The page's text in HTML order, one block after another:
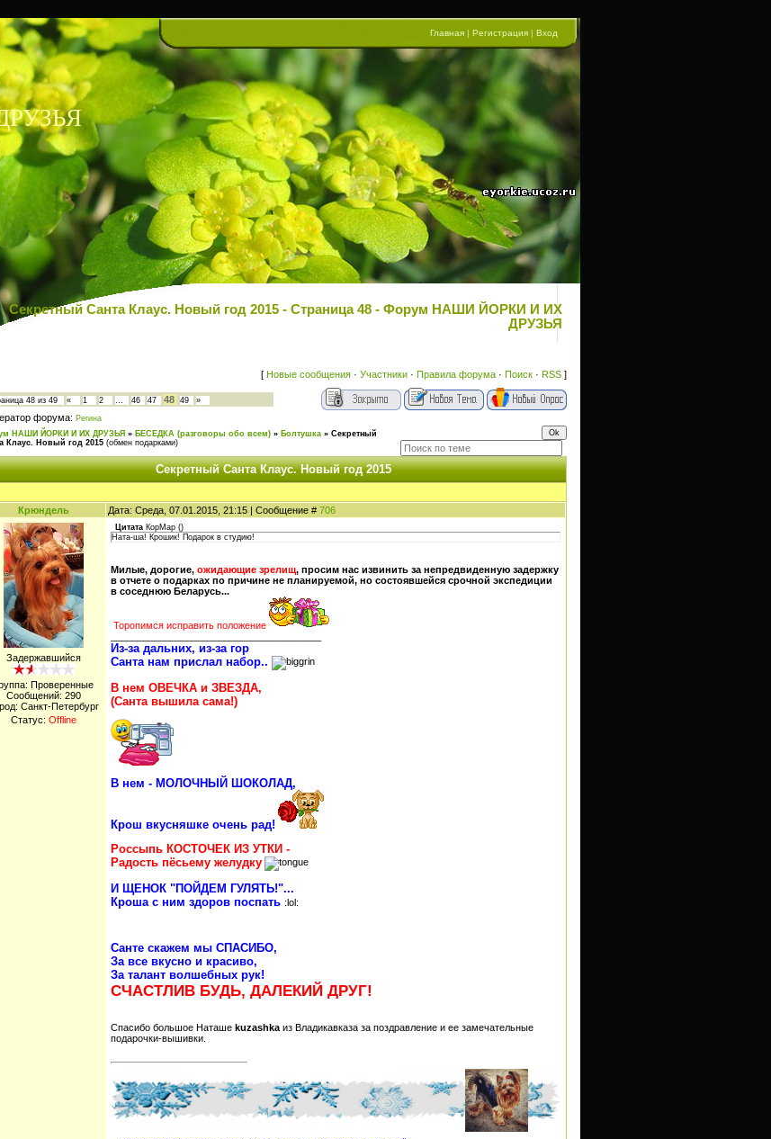
Главная | Регистрация | Вход
Секретный Санта Клаус. Новый год 2015 - Страница 48 - Форум НАШИ ЙОРКИ И ИХ
ДРУЗЬЯ
[ Новые сообщения · Участники · Правила форума · Поиск · RSS ]
48 из 49 « 1 2 … 46 47 48 49 »
форума: Регина
НАШИ ЙОРКИ И ИХ ДРУЗЬЯ » БЕСЕДКА (разговоры обо всем) » Болтушка » Секретный
Клаус. Новый год 2015 (обмен подарками)
Секретный Санта Клаус. Новый год 2015
Крюндель Дата: Среда, 07.01.2015, 21:15 | Сообщение # 706
Задержавшийся
Проверенные
Сообщений: 290
Санкт-Петербург
Статус: Offline
Цитата КорМар ()
Ната-ша! Крошик! Подарок в студию!
Милые, дорогие, ожидающие зрелищ, просим нас извинить за непредвиденную задержку
в отчете о подарках по причине не планируемой, но состоявшейся срочной экспедиции
в соседнюю Беларусь...
Торопимся исправить положение
Из-за дальних, из-за гор
Санта нам прислал набор..
В нем ОВЕЧКА и ЗВЕЗДА,
(Санта вышила сама!)
В нем - МОЛОЧНЫЙ ШОКОЛАД,
Крош вкусняшке очень рад!
Россыпь КОСТОЧЕК ИЗ УТКИ -
Радость пёсьему желудку
И ЩЕНОК "ПОЙДЕМ ГУЛЯТЬ!"...
Кроша с ним здоров поспать :lol:
Санте скажем мы СПАСИБО,
За все вкусно и красиво,
За талант волшебных рук!
СЧАСТЛИВ БУДЬ, ДАЛЕКИЙ ДРУГ!
Спасибо большое Наташе kuzashka из Владикавказа за поздравление и ее замечательные
подарочки-вышивки.